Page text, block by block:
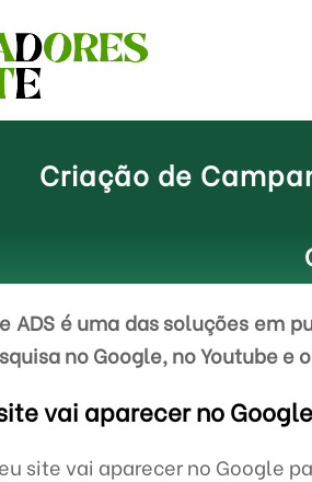
Criação de
ADS é uma das soluções em
no Google, no Youtube e
vai aparecer no
site vai aparecer no Google